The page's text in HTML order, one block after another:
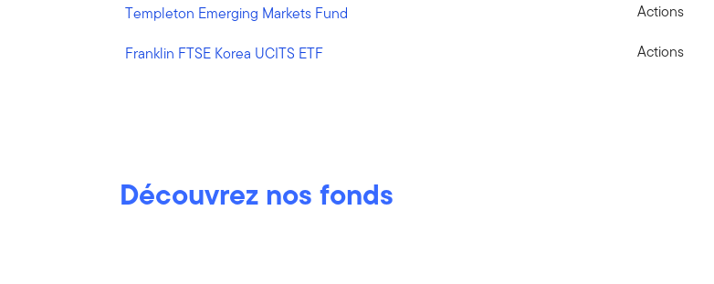
Templeton Emerging Markets Fund
Actions
Franklin FTSE Korea UCITS ETF
Actions
Découvrez nos fonds